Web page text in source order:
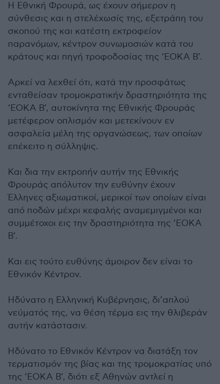
Η Εθνική Φρουρά, ως έχουν σήμερον η
σύνθεσις και η στελέχωσίς της, εξετράπη του
σκοπού της και κατέστη εκτροφείον
παρανόμων, κέντρον συνωμοσιών κατά του
κράτους και πηγή τροφοδοσίας της ‘ΕΟΚΑ Β’.
Αρκεί να λεχθεί ότι, κατά την προσφάτως
ενταθείσαν τρομοκρατικήν δραστηριότητα της
‘ΕΟΚΑ Β’, αυτοκίνητα της Εθνικής Φρουράς
μετέφερον οπλισμόν και μετεκίνουν εν
ασφαλεία μέλη της οργανώσεως, των οποίων
επέκειτο η σύλληψις.
Και δια την εκτροπήν αυτήν της Εθνικής
Φρουράς απόλυτον την ευθύνην έχουν
Έλληνες αξιωματικοί, μερικοί των οποίων είναι
από ποδών μέχρι κεφαλής αναμεμιγμένοι και
συμμέτοχοι εις την δραστηριότητα της ‘ΕΟΚΑ
Β’.
Και εις τούτο ευθύνης άμοιρον δεν είναι το
Εθνικόν Κέντρον.
Ηδύνατο η Ελληνική Κυβέρνησις, δι’απλού
νεύματός της, να θέση τέρμα εις την θλιβεράν
αυτήν κατάστασιν.
Ηδύνατο το Εθνικόν Κέντρον να διατάξη τον
τερματισμόν της βίας και της τρομοκρατίας υπό
της ‘ΕΟΚΑ Β’, διότι εξ Αθηνών αντλεί η